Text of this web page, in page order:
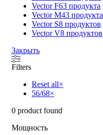
Vector F63 продукта
Vector M43 продукта
Vector S8 продуктов
Vector V8 продуктов
Закрыть
Filters
Reset all×
56/68×
0 product found
Мощность